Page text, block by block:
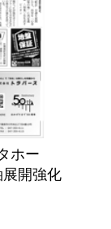
ホー
開強化